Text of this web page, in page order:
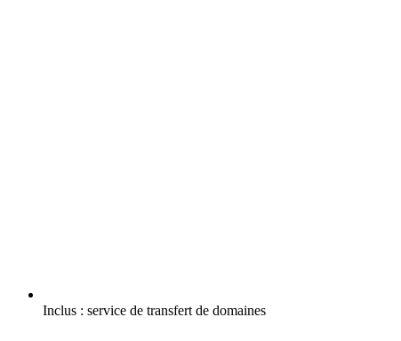
Inclus : service de transfert de domaines